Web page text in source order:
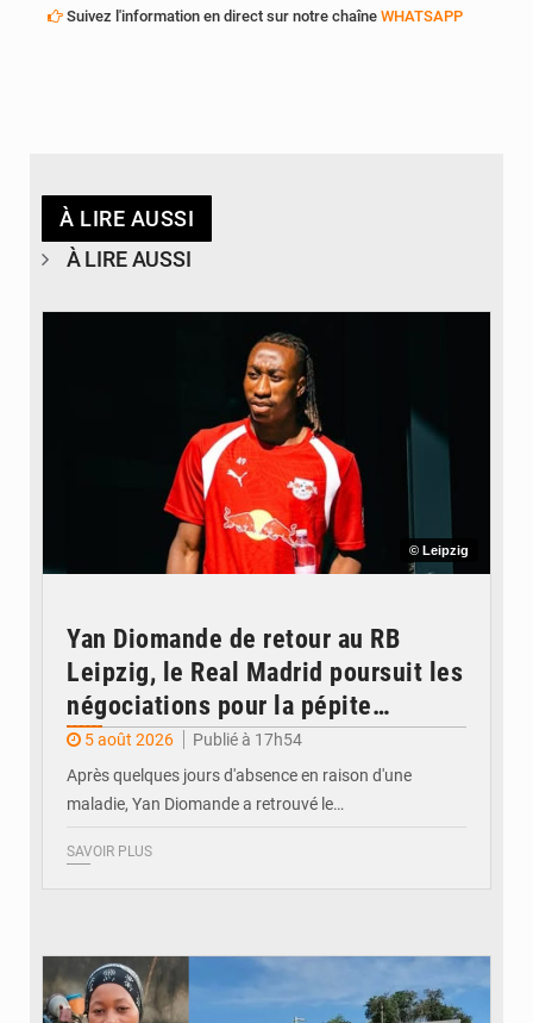
Suivez l'information en direct sur notre chaîne WHATSAPP
À LIRE AUSSI
À LIRE AUSSI
© Leipzig
Yan Diomande de retour au RB
Leipzig, le Real Madrid poursuit les
négociations pour la pépite
ivoirienne
5 août 2026
Publié à 17h54
Après quelques jours d'absence en raison d'une
maladie, Yan Diomande a retrouvé le…
SAVOIR PLUS